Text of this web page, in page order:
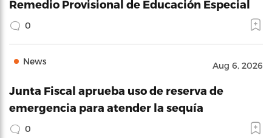
Remedio Provisional de Educación Especial
0
News Aug 6, 2026
Junta Fiscal aprueba uso de reserva de
emergencia para atender la sequía
0